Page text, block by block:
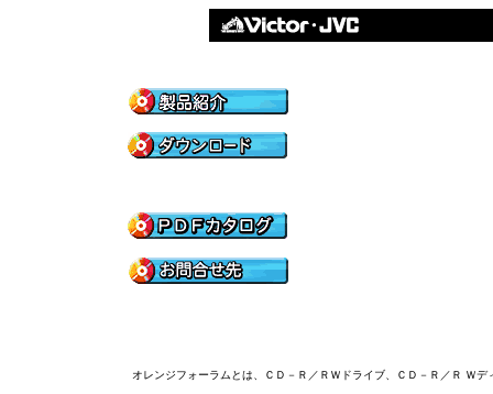
オレンジフォーラムとは、ＣＤ－Ｒ／ＲＷドライブ、ＣＤ－Ｒ／Ｒ Ｗ